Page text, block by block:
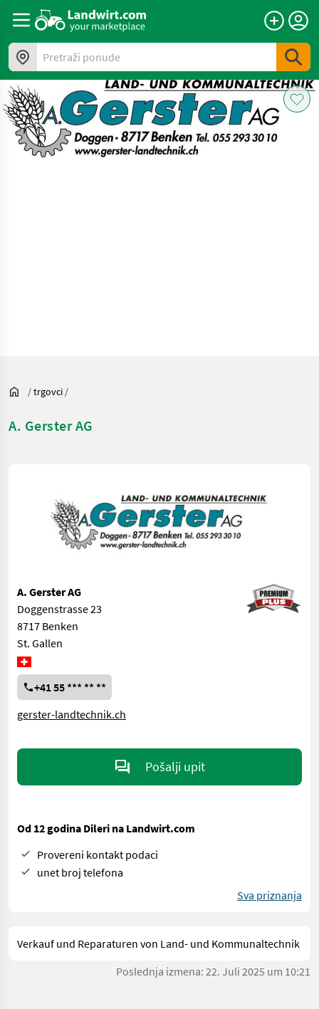
Pretraži ponude
/trgovci /
A. Gerster AG
A. Gerster AG
Doggenstrasse 23
8717 Benken
St. Gallen
+41 55 *** ** **
gerster-landtechnik.ch
Pošalji upit
Od 12 godina Dileri na Landwirt.com
Provereni kontakt podaci
unet broj telefona
Sva priznanja
Verkauf und Reparaturen von Land- und Kommunaltechnik
Poslednja izmena: 22. Juli 2025 um 10:21